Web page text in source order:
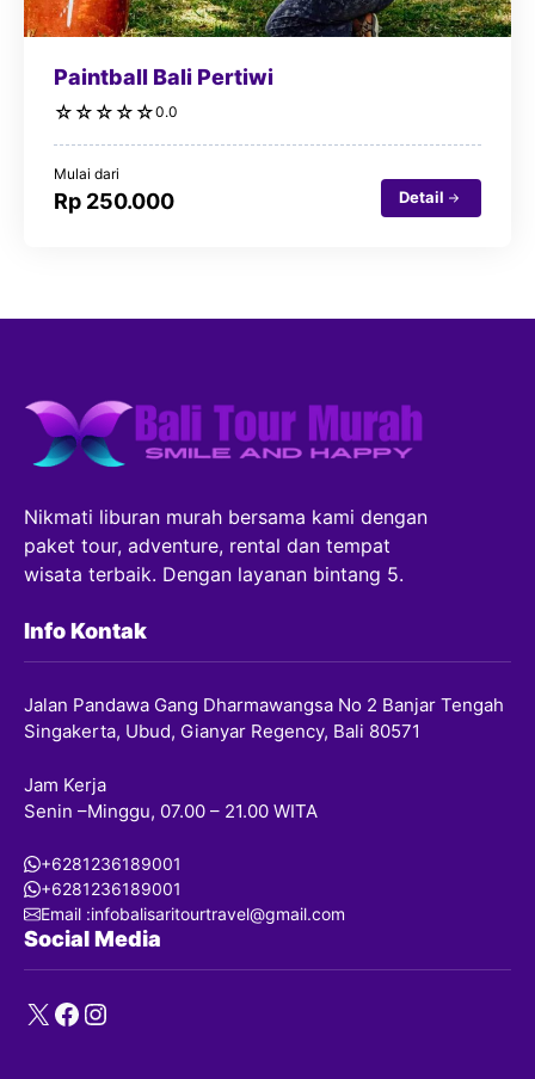
Paintball Bali Pertiwi
☆ ☆ ☆ ☆ ☆0.0
Mulai dari
Rp 250.000 Detail
Nikmati liburan murah bersama kami dengan
paket tour, adventure, rental dan tempat
wisata terbaik. Dengan layanan bintang 5.
Info Kontak
Jalan Pandawa Gang Dharmawangsa No 2 Banjar Tengah
Singakerta, Ubud, Gianyar Regency, Bali 80571
Jam Kerja
Senin –Minggu, 07.00 – 21.00 WITA
+6281236189001
+6281236189001
Email :infobalisaritourtravel@gmail.com
Social Media
X Facebook
Instagram